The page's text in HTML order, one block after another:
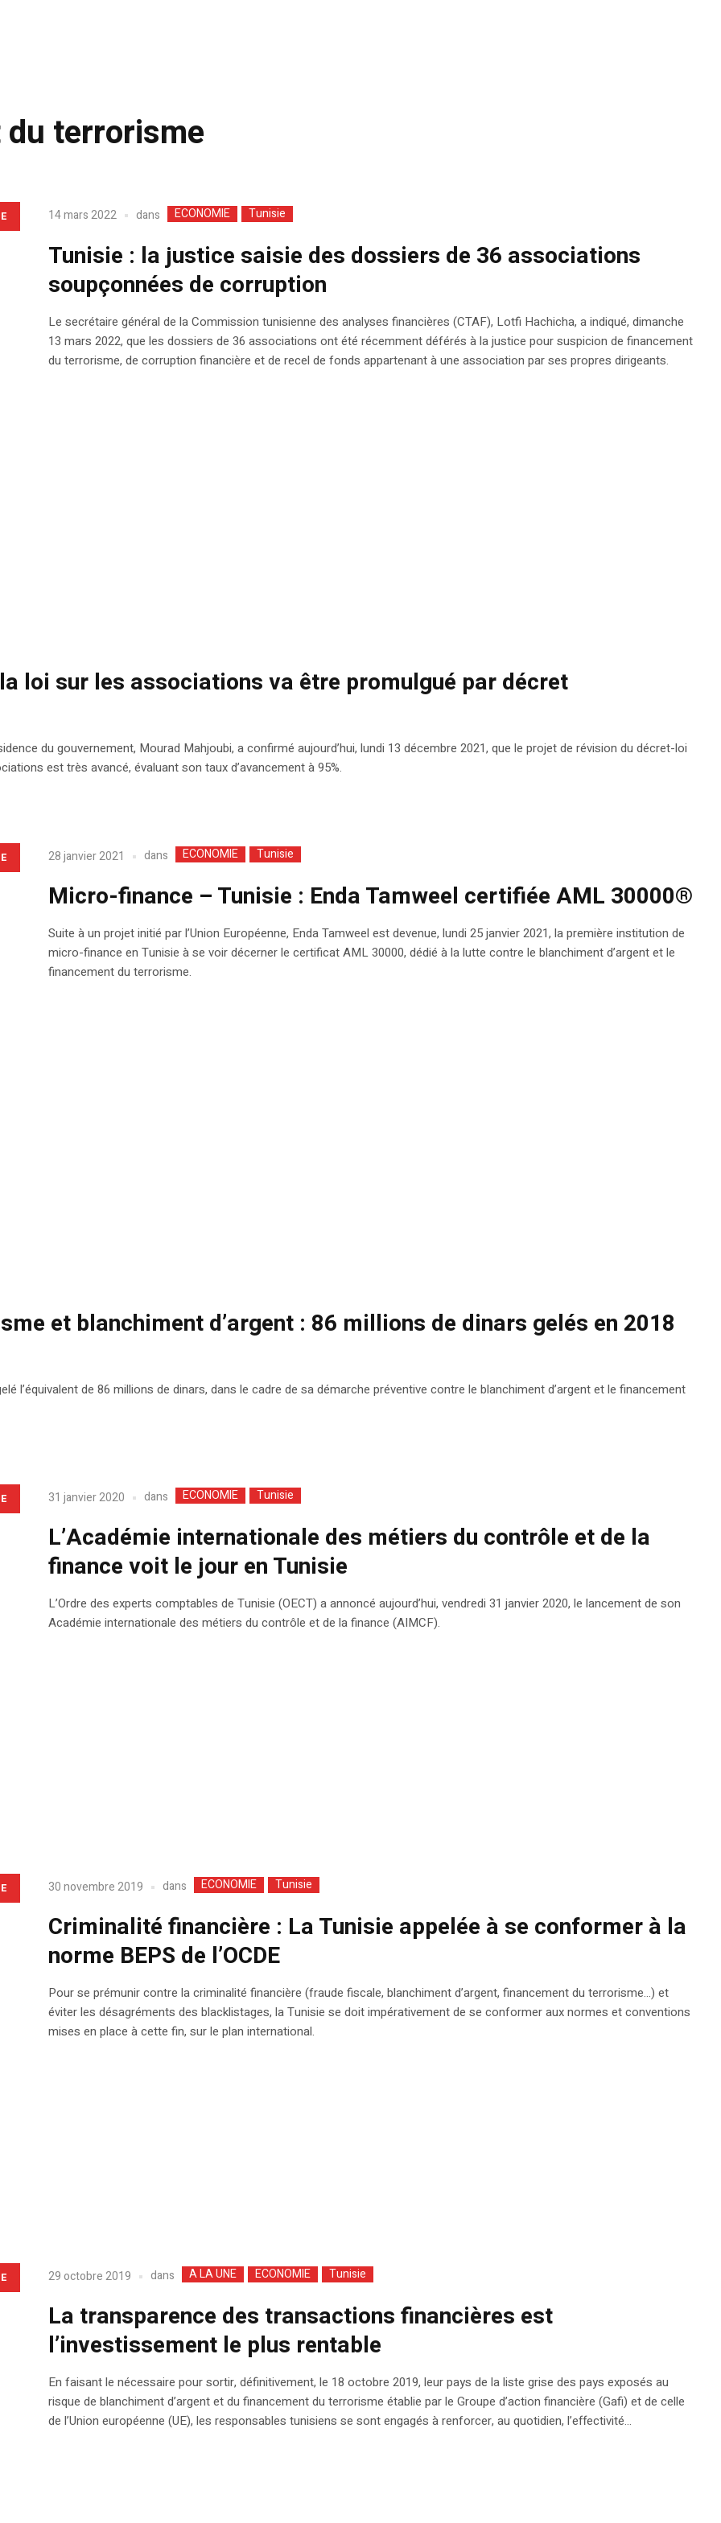
terrorisme
14 mars 2022 dans ECONOMIE Tunisie
Tunisie : la justice saisie des dossiers de 36 associations
soupçonnées de corruption
Le secrétaire général de la Commission tunisienne des analyses financières (CTAF), Lotfi Hachicha, a indiqué, dimanche
13 mars 2022, que les dossiers de 36 associations ont été récemment déférés à la justice pour suspicion de financement
du terrorisme, de corruption financière et de recel de fonds appartenant à une association par ses propres dirigeants.
loi sur les associations va être promulgué par décret
du gouvernement, Mourad Mahjoubi, a confirmé aujourd’hui, lundi 13 décembre 2021, que le projet de révision du décret-loi
est très avancé, évaluant son taux d’avancement à 95%.
28 janvier 2021 dans ECONOMIE Tunisie
Micro-finance – Tunisie : Enda Tamweel certifiée AML 30000®
Suite à un projet initié par l’Union Européenne, Enda Tamweel est devenue, lundi 25 janvier 2021, la première institution de
micro-finance en Tunisie à se voir décerner le certificat AML 30000, dédié à la lutte contre le blanchiment d’argent et le
financement du terrorisme.
et blanchiment d’argent : 86 millions de dinars gelés en 2018
l’équivalent de 86 millions de dinars, dans le cadre de sa démarche préventive contre le blanchiment d’argent et le financement
31 janvier 2020 dans ECONOMIE Tunisie
L’Académie internationale des métiers du contrôle et de la
finance voit le jour en Tunisie
L’Ordre des experts comptables de Tunisie (OECT) a annoncé aujourd’hui, vendredi 31 janvier 2020, le lancement de son
Académie internationale des métiers du contrôle et de la finance (AIMCF).
30 novembre 2019 dans ECONOMIE Tunisie
Criminalité financière : La Tunisie appelée à se conformer à la
norme BEPS de l’OCDE
Pour se prémunir contre la criminalité financière (fraude fiscale, blanchiment d’argent, financement du terrorisme…) et
éviter les désagréments des blacklistages, la Tunisie se doit impérativement de se conformer aux normes et conventions
mises en place à cette fin, sur le plan international.
29 octobre 2019 dans A LA UNE ECONOMIE Tunisie
La transparence des transactions financières est
l’investissement le plus rentable
En faisant le nécessaire pour sortir, définitivement, le 18 octobre 2019, leur pays de la liste grise des pays exposés au
risque de blanchiment d’argent et du financement du terrorisme établie par le Groupe d’action financière (Gafi) et de celle
de l’Union européenne (UE), les responsables tunisiens se sont engagés à renforcer, au quotidien, l’effectivité...